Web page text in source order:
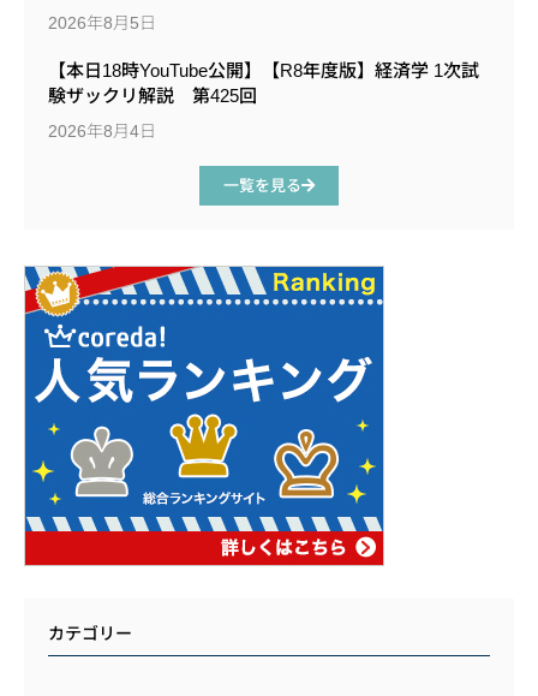
2026年8月5日
【本日18時YouTube公開】【R8年度版】経済学 1次試
験ザックリ解説 第425回
2026年8月4日
一覧を見る
カテゴリー